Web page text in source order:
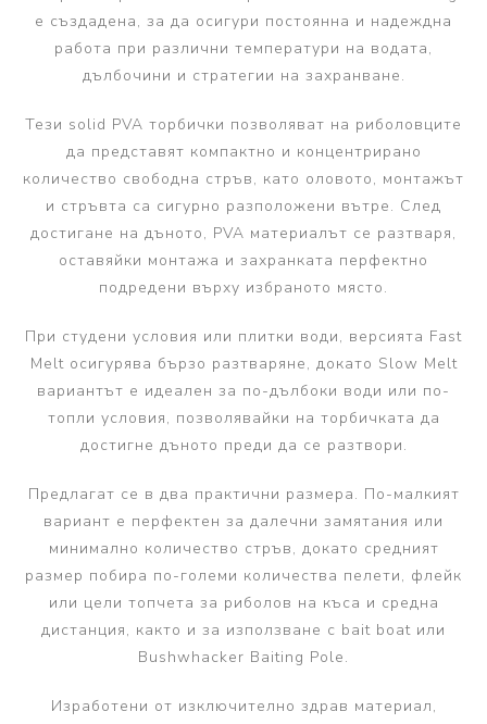
е създадена, за да осигури постоянна и надеждна
работа при различни температури на водата,
дълбочини и стратегии на захранване.
Тези solid PVA торбички позволяват на риболовците
да представят компактно и концентрирано
количество свободна стръв, като оловото, монтажът
и стръвта са сигурно разположени вътре. След
достигане на дъното, PVA материалът се разтваря,
оставяйки монтажа и захранката перфектно
подредени върху избраното място.
При студени условия или плитки води, версията Fast
Melt осигурява бързо разтваряне, докато Slow Melt
вариантът е идеален за по-дълбоки води или по-
топли условия, позволявайки на торбичката да
достигне дъното преди да се разтвори.
Предлагат се в два практични размера. По-малкият
вариант е перфектен за далечни замятания или
минимално количество стръв, докато средният
размер побира по-големи количества пелети, флейк
или цели топчета за риболов на къса и средна
дистанция, както и за използване с bait boat или
Bushwhacker Baiting Pole.
Изработени от изключително здрав материал,